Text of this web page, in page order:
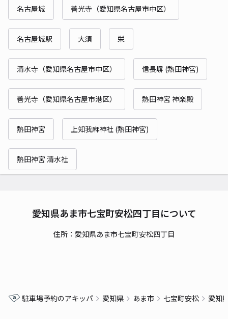
名古屋城 善光寺（愛知県名古屋市中区）
名古屋城駅 大須 栄
清水寺（愛知県名古屋市中区） 信長塀 (熱田神宮)
善光寺（愛知県名古屋市港区） 熱田神宮 神楽殿
熱田神宮 上知我麻神社 (熱田神宮)
熱田神宮 清水社
愛知県あま市七宝町安松四丁目について
住所：愛知県あま市七宝町安松四丁目
駐車場予約のアキッパ 愛知県 あま市 七宝町安松 愛知